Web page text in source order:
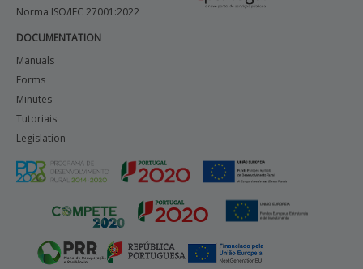
Norma ISO/IEC 27001:2022
DOCUMENTATION
Manuals
Forms
Minutes
Tutoriais
Legislation